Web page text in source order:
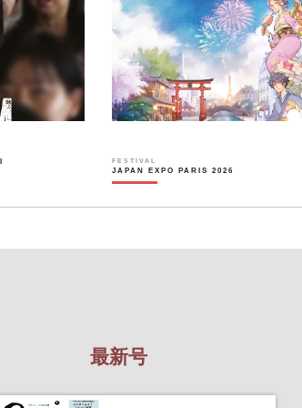
FESTIVAL
JAPAN EXPO PARIS 2026
最新号